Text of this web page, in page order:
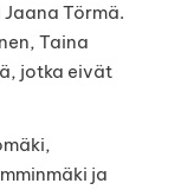
Törmä.
Taina
jotka eivät
ja